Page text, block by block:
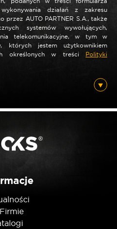
działań z zakresu
przez AUTO PARTNER S.A., także
systemów wywołujących,
telekomunikacyjne, w tym w
których jestem użytkownikiem
określonych w treści Polityki